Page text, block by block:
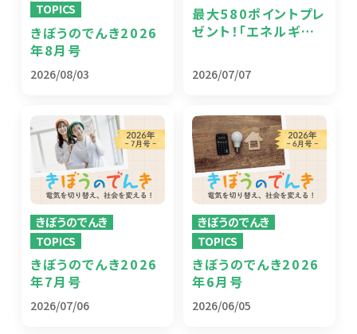
TOPICS
きぼうのでんき2026
年8月号
2026/08/03
最大580ポイントプレ
ゼント！「エネルギー
コ診断やってみる？」
キャンペーン
2026/07/07
きぼうのでんき
TOPICS
きぼうのでんき2026
年7月号
2026/07/06
きぼうのでんき
TOPICS
きぼうのでんき2026
年6月号
2026/06/05